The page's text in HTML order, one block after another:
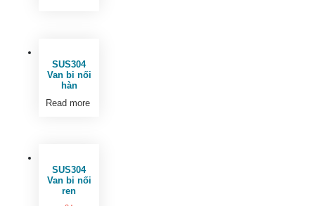
SUS304
Van bi nối
hàn
Read more
SUS304
Van bi nối
ren